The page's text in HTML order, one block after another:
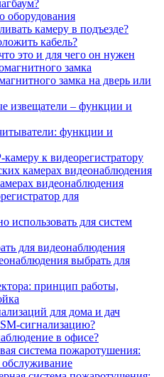
оборудования
камеру в подъезде?
кабель?
это и для чего он нужен
замка
замка на дверь или
извещатели – функции и
функции и
к видеорегистратору
камерах видеонаблюдения
видеонаблюдения
для
использовать для систем
для видеонаблюдения
выбрать для
принцип работы,
для дома и дач
сигнализацию?
в офисе?
система пожаротушения: